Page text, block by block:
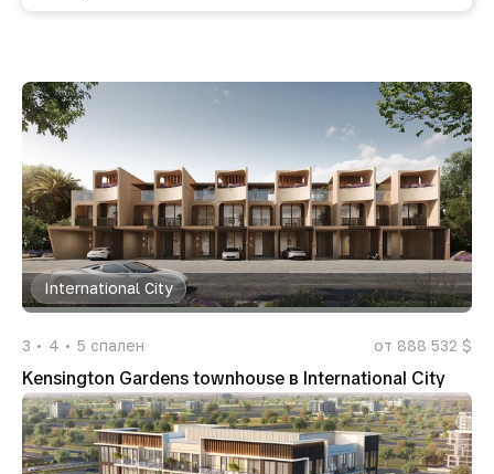
International City
3 4 5 спален от 888 532 $
Kensington Gardens townhouse в International City